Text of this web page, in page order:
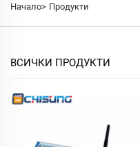
Начало> Продукти
ВСИЧКИ ПРОДУКТИ